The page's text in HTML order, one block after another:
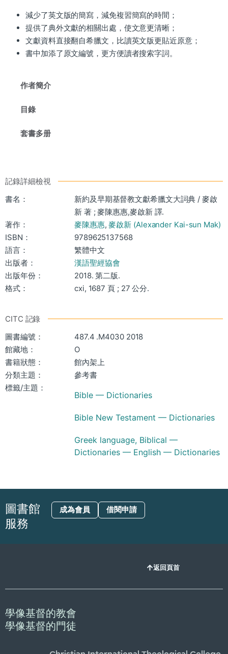
作者簡介
目錄
套書多册
減少了英文版的簡寫，減免複習簡寫的時間；
提供了典外文獻的相關出處，使文意更清晰；
文獻資料直接翻自希臘文，比讀英文版更貼近原意；
書中加添了原文編號，更方便讀者搜索字詞。
記錄詳細檢視
書名：
新約及早期基督教文獻希臘文大詞典 / 麥啟
新 著 ; 麥陳惠惠,麥啟新 譯.
著作：
麥陳惠惠,麥啟新 (Alexander Kai-sun Mak)
ISBN：
9789625137568
語言：
繁體中文
出版者：
漢語聖經協會
出版年份：
2018. 第二版.
格式：
cxi, 1687 頁 ; 27 公分.
CITC 記錄
圖書編號：
487.4 .M4030 2018
館藏地：
O
書籍狀態：
館內架上
分類主題：
參考書
標籤/主題：
Bible — Dictionaries
Bible New Testament — Dictionaries
Greek language, Biblical —
Dictionaries — English — Dictionaries
圖書館
服務
成為會員 借閱申請
返回頁首
學像基督的教會
學像基督的門徒